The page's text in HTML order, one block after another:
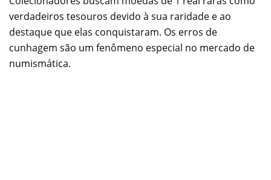
verdadeiros tesouros devido à sua raridade e ao
destaque que elas conquistaram. Os erros de
cunhagem são um fenômeno especial no mercado de
numismática.